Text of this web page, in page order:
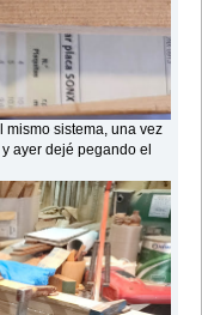
mismo sistema, una vez
ayer dejé pegando el